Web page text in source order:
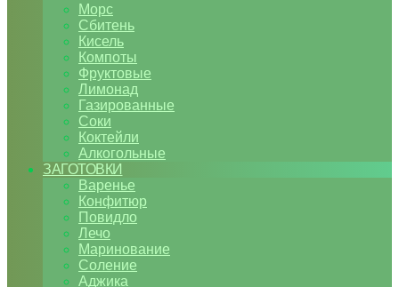
Морс
Сбитень
Кисель
Компоты
Фруктовые
Лимонад
Газированные
Соки
Коктейли
Алкогольные
ЗАГОТОВКИ
Варенье
Конфитюр
Повидло
Лечо
Маринование
Соление
Аджика